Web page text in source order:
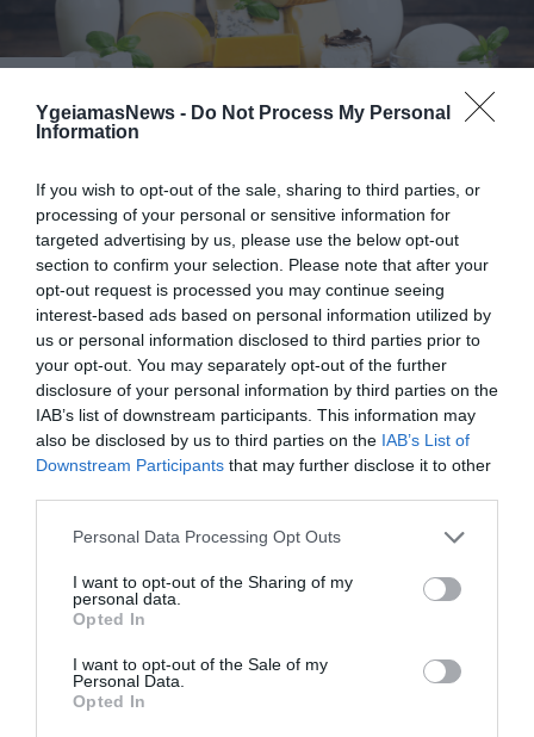
YgeiamasNews - Do Not Process My Personal
Information
If you wish to opt-out of the sale, sharing to third parties, or
processing of your personal or sensitive information for
targeted advertising by us, please use the below opt-out
section to confirm your selection. Please note that after your
opt-out request is processed you may continue seeing
interest-based ads based on personal information utilized by
us or personal information disclosed to third parties prior to
your opt-out. You may separately opt-out of the further
disclosure of your personal information by third parties on the
IAB’s list of downstream participants. This information may
also be disclosed by us to third parties on the IAB’s List of
Downstream Participants that may further disclose it to other
Please note that this website/app uses one or more Google
not limited to your visit or usage behaviour. You may click to
grant or deny consent to Google and its third-party tags to
use your data for below specified purposes in below Google
consent section.
Personal Data Processing Opt Outs
I want to opt-out of the Sharing of my
personal data.
Opted In
I want to opt-out of the Sale of my
Personal Data.
Opted In
ΥΓΕΙΑ
2 Το τρόφιμο που θωρακίζει «αθόρυβα»
τα οστά σε κάθε ηλικία… δεν είναι το
ΦΑΡΜΑΚΑ
3 Ανατροπή δεδομένων στα εμβόλια
mRNA: Οι εμβολιασμένοι πεθαίνουν
πλέον στις ΗΠΑ από COVID-19